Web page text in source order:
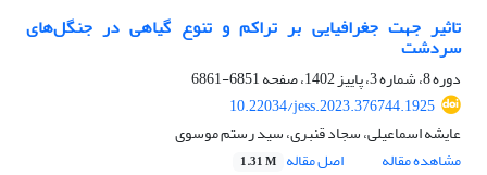
تاثیر جهت جغرافیایی بر تراکم و تنوع‌ گیاهی در جنگل‌های
سردشت
دوره 8، شماره 3، پاییز 1402، صفحه
6851-6861
10.22034/jess.2023.376744.1925
عایشه اسماعیلی، سجاد قنبری، سید رستم موسوی
مشاهده مقاله
اصل مقاله 1.31 M